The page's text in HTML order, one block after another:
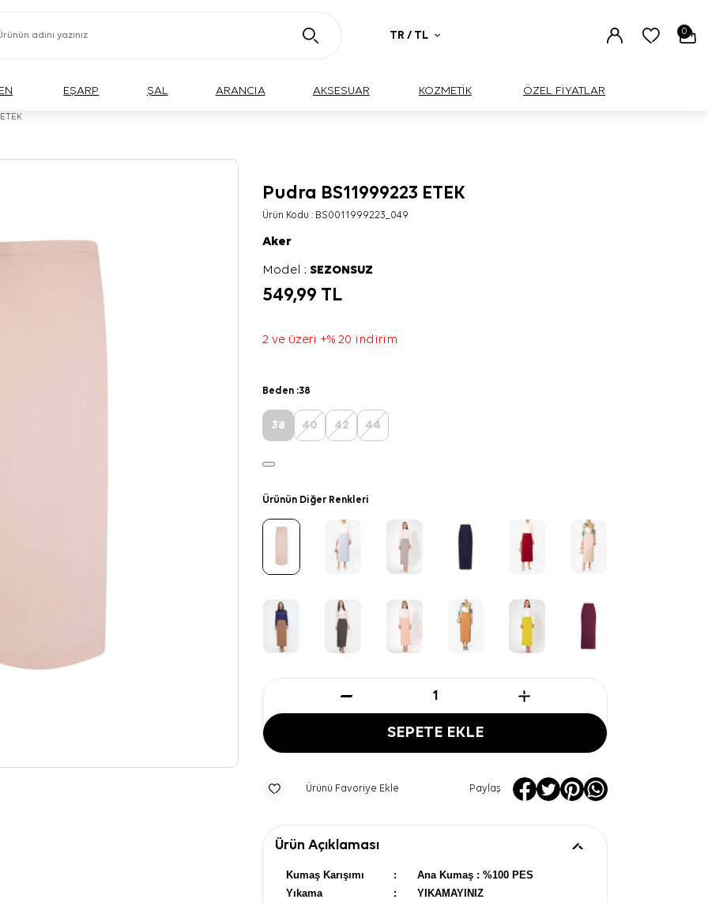
TR / TL 0
EŞARP ŞAL ARANCIA AKSESUAR KOZMETİK ÖZEL FİYATLAR
Pudra BS11999223 ETEK
Ürün Kodu : BS0011999223_049
Aker
Model :SEZONSUZ
549,99 TL
2 ve üzeri +% 20 indirim
Beden :38
38 40 42 44
Ürünün Diğer Renkleri
SEPETE EKLE
Ürünü Favoriye Ekle Paylaş
Ürün Açıklaması
Kumaş Karışımı :
Ana Kumaş : %100 PES
Yıkama
:
YIKAMAYINIZ